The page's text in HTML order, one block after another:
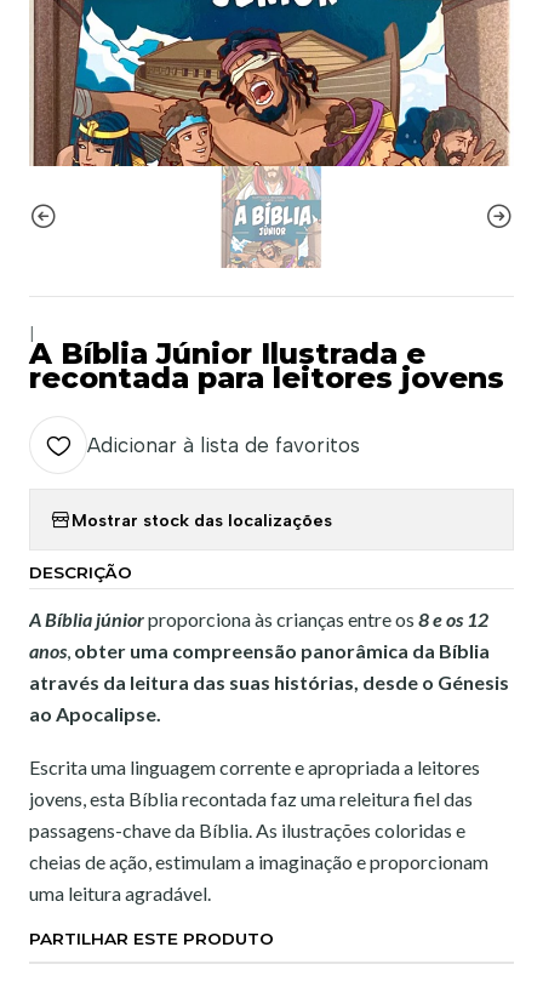
A Bíblia Júnior Ilustrada e
recontada para leitores jovens
Adicionar à lista de favoritos
Mostrar stock das localizações
DESCRIÇÃO
A Bíblia júniorproporciona às crianças entre os 8 e os 12
anos, obter uma compreensão panorâmica da Bíblia
através da leitura das suas histórias, desde o Génesis
ao Apocalipse.
Escrita uma linguagem corrente e apropriada a leitores
jovens, esta Bíblia recontada faz uma releitura fiel das
passagens-chave da Bíblia. As ilustrações coloridas e
cheias de ação, estimulam a imaginação e proporcionam
uma leitura agradável.
PARTILHAR ESTE PRODUTO